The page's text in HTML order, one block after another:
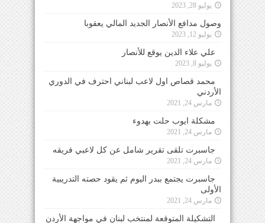
يوليو 28, 2023
وصول مدافع الأنصار الجديد المالي يعقوبا
يوليو 12, 2023
علي علاء الدين يوقع للأنصار
يوليو 8, 2023
محمد قصاص اول لاعب لبناني احترف في الدوري
الأردني
مارس 24, 2021
مشكلة ايوب حلت بهدوء
مارس 24, 2021
جاسبرت تلقى تقرير شامل عن كل لاعبي فريقه
مارس 24, 2021
جاسبرت يجتمع ببدر اليوم ثم يقود حصته التدريبية
الأولى
مارس 24, 2021
التشكيلة المتوقعة لمنتخب لبنان في مواجهة الأردن